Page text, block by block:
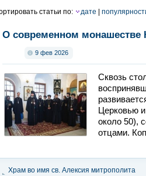
статьи по: дате
О современном монашестве
9 фев 2026
Сквозь
Церковью
около 50),
отцами.
Храм во имя св. Алексия митрополита